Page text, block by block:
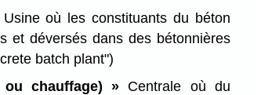
où les constituants du béton
et déversés dans des bétonnières
batch plant")
ou chauffage) » Centrale où du